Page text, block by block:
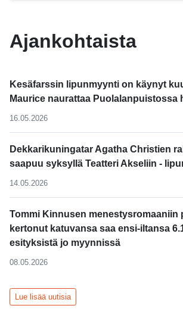
Ajankohtaista
Kesäfarssin lipunmyynti on käynyt
Maurice naurattaa Puolalanpuistossa
16.05.2026
Dekkarikuningatar Agatha Christien
saapuu syksyllä Teatteri Akseliin -
14.05.2026
Tommi Kinnusen menestysromaaniin
kertonut katuvansa saa ensi-iltansa
esityksistä jo myynnissä
08.05.2026
Lue lisää uutisia